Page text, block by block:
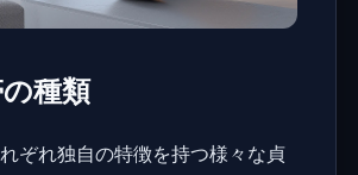
種類
ぞれ独自の特徴を持つ様々な貞